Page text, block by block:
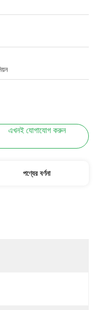
এখনই যোগাযোগ করুন
পণ্যের বর্ণনা